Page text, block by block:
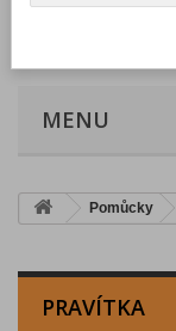
MENU
Pomůcky
PRAVÍTKA